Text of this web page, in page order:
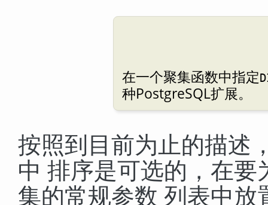
在一个聚集函数中指定
种PostgreSQL扩展。
按照到目前为止的描述
中 排序是可选的，在
集的常规参数 列表中放